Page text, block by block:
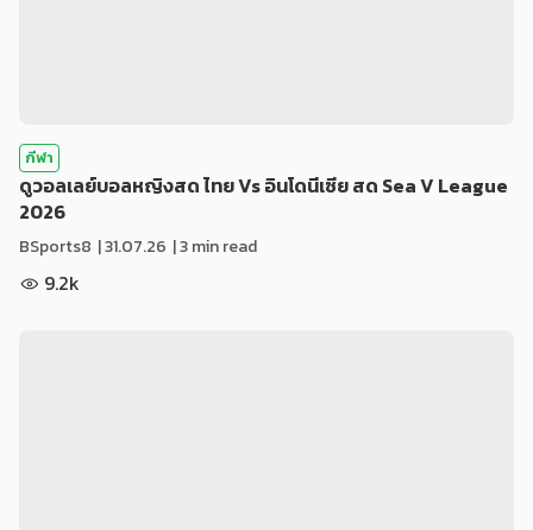
กีฬา
ดูวอลเลย์บอลหญิงสด ไทย Vs อินโดนีเซีย สด Sea V League
2026
BSports8 |31.07.26 | 3 min read
9.2k